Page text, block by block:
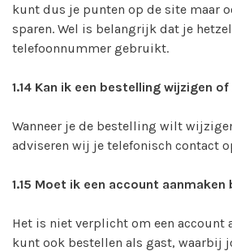
kunt dus je punten op de site maar
sparen. Wel is belangrijk dat je
telefoonnummer gebruikt.
1.14 Kan ik een bestelling wijzigen of
Wanneer je de bestelling wilt
adviseren wij je telefonisch contact
1.15 Moet ik een account aanmaken
Het is niet verplicht om een account
kunt ook bestellen als gast, waarbij